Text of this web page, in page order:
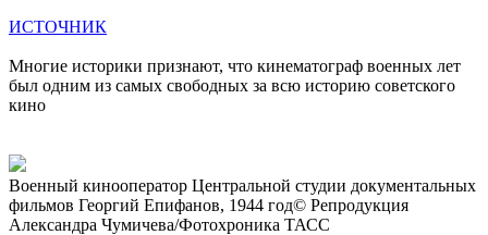
ИСТОЧНИК
Многие историки признают, что кинематограф военных лет
был одним из самых свободных за всю историю советского
кино
Военный кинооператор Центральной студии документальных
фильмов Георгий Епифанов, 1944 год© Репродукция
Александра Чумичева/Фотохроника ТАСС